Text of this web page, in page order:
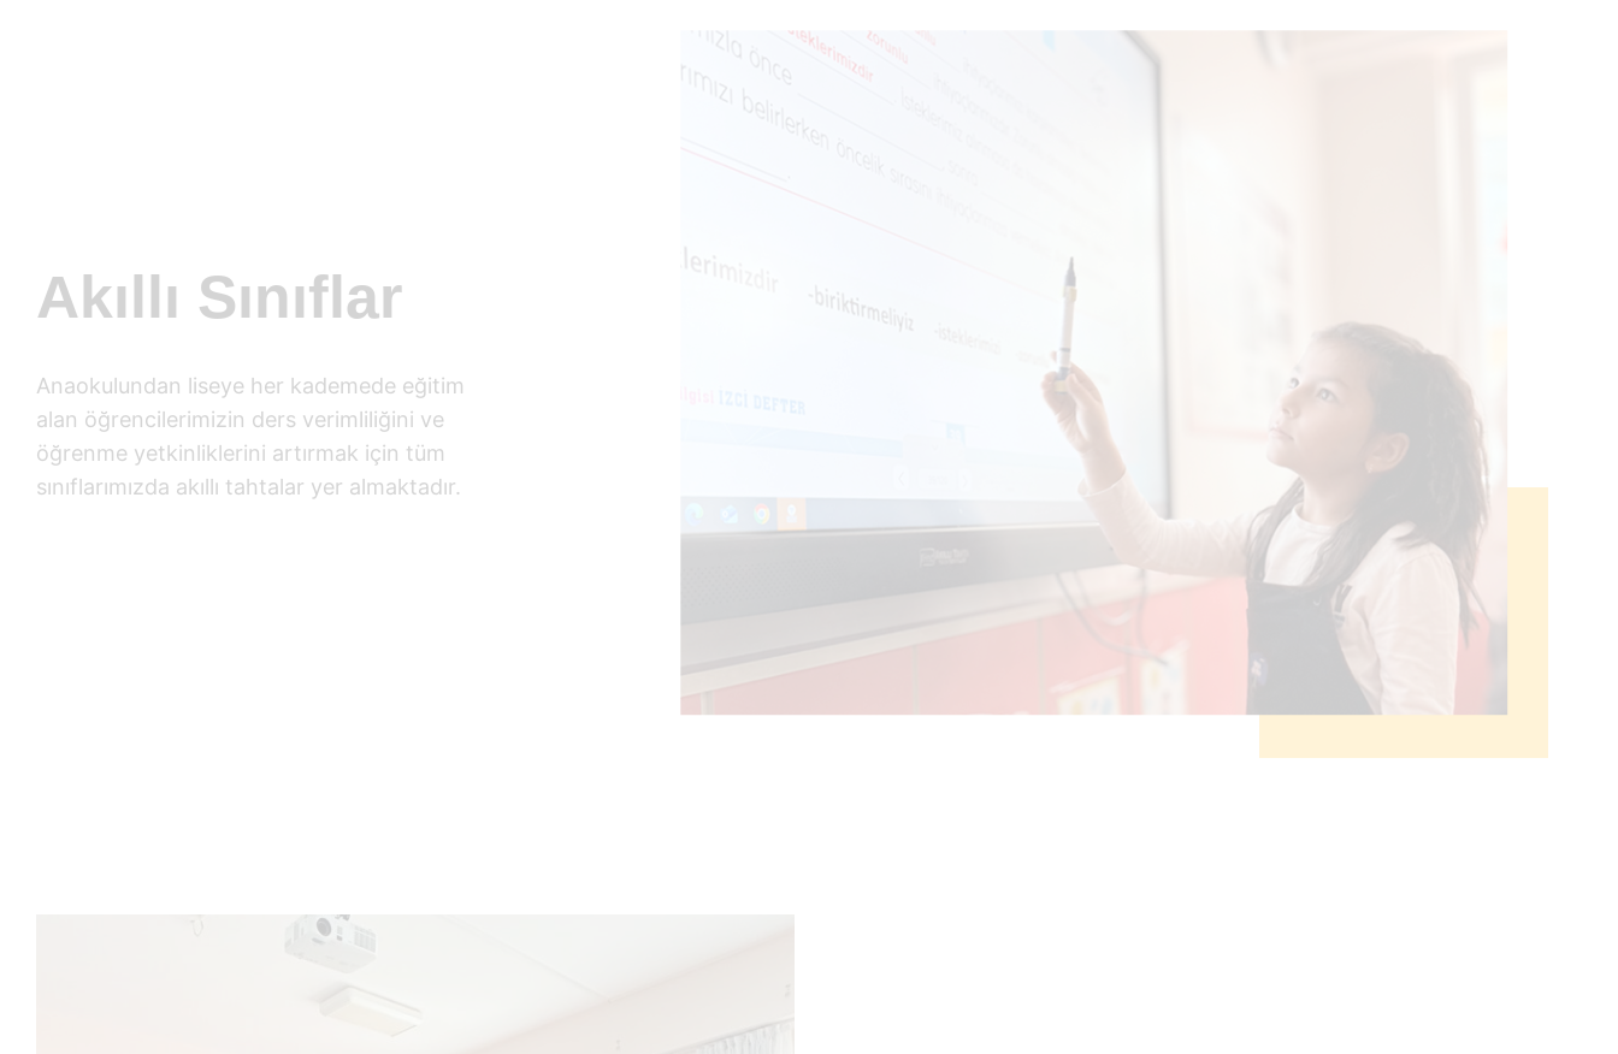
Akıllı Sınıflar
Anaokulundan liseye her kademede eğitim
alan öğrencilerimizin ders verimliliğini ve
öğrenme yetkinliklerini artırmak için tüm
sınıflarımızda akıllı tahtalar yer almaktadır.